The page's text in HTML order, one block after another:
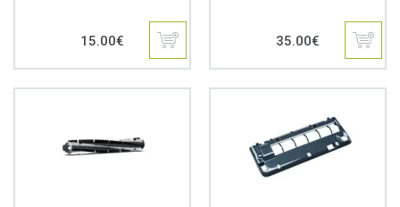
15.00€ 35.00€